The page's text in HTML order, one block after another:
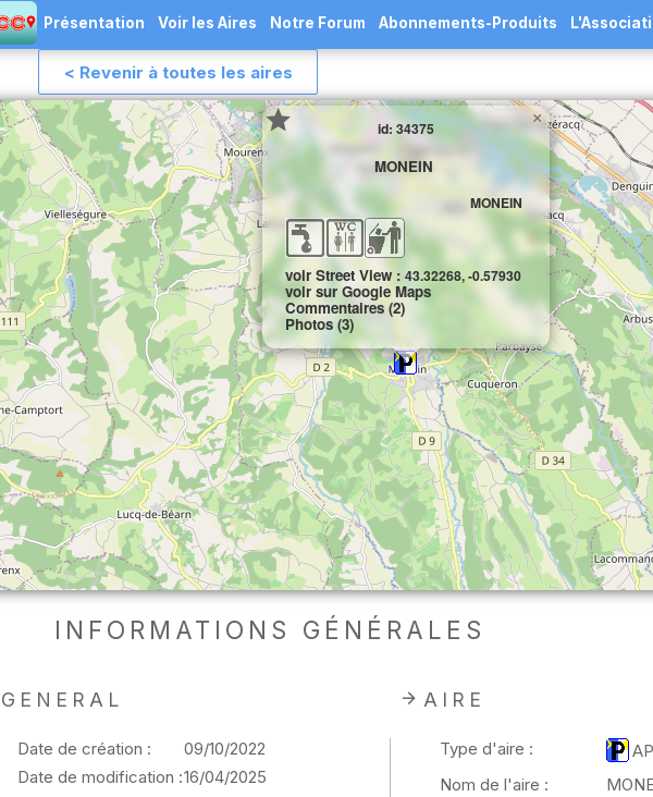
Présentation Voir les Aires Notre Forum Abonnements-Produits
< Revenir à toutes les aires
id: 34375
MONEIN
MONEIN
voir Street View : 43.32268, -0.57930
voir sur Google Maps
Commentaires (2)
Photos (3)
×
INFORMATIONS GÉNÉRALES
GENERAL
Date de création :
09/10/2022
Date de modification :16/04/2025
AIRE
Type d'aire :
Nom de l'aire :